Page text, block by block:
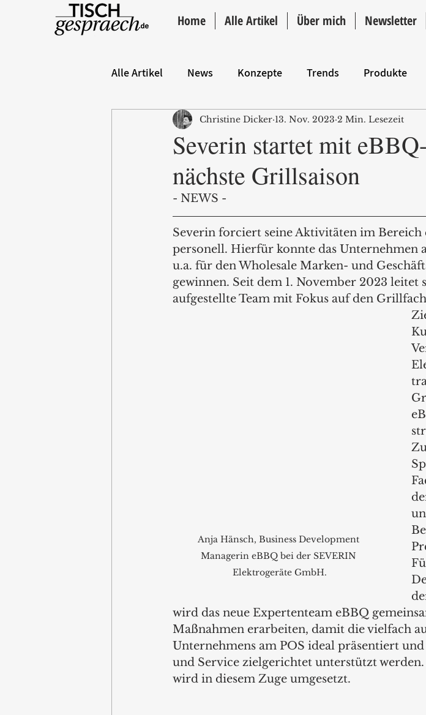
Home Alle Artikel Über mich Newsletter
Alle Artikel News Konzepte Trends Produkte
Hintergrund ANZEIGE Intro
Severin startet mit
nächste Grillsaison
Christine Dicker 13. Nov. 2023 2 Min. Lesezeit
- NEWS -
Severin forciert seine Aktivitäten im Bereich
personell. Hierfür konnte das Unternehmen
u.a. für den Wholesale Marken- und
gewinnen. Seit dem 1. November 2023 leitet
aufgestellte Team mit Fokus auf den
Anja Hänsch, Business Development
Managerin eBBQ bei der SEVERIN
Elektrogeräte GmbH.
wird das neue Expertenteam eBBQ
Maßnahmen erarbeiten, damit die vielfach
Unternehmens am POS ideal präsentiert
und Service zielgerichtet unterstützt
wird in diesem Zuge umgesetzt.